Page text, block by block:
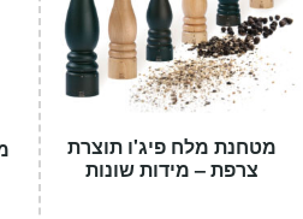
מטחנת מלח פיג'ו תוצרת
צרפת – מידות שונות